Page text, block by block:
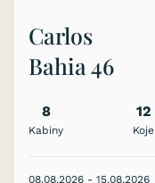
Carlos
Bahia 46
8
Kabiny
12
Koje
08.08.2026 - 15.08.2026